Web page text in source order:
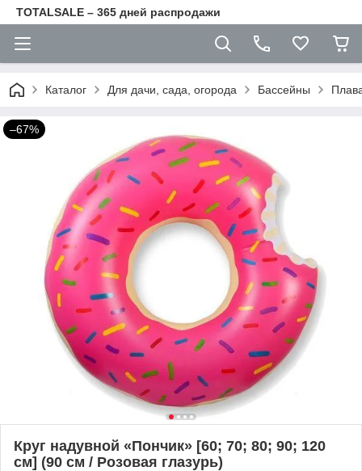
TOTALSALE – 365 дней распродажи
Каталог Для дачи, сада, огорода Бассейны
–67%
Круг надувной «Пончик» [60; 70; 80; 90; 120
см] (90 см / Розовая глазурь)